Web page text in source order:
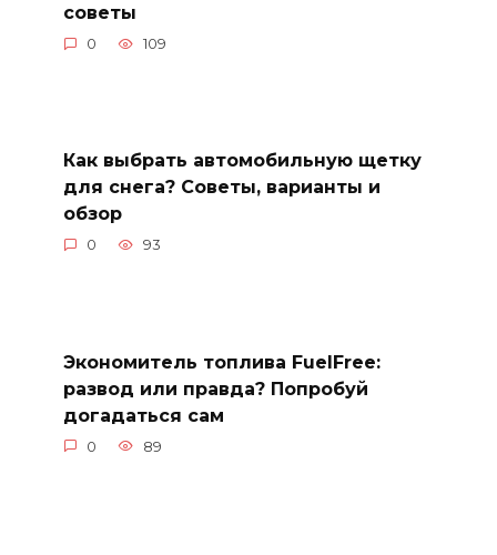
советы
0 109
Как выбрать автомобильную щетку
для снега? Советы, варианты и
обзор
0 93
Экономитель топлива FuelFree:
развод или правда? Попробуй
догадаться сам
0 89